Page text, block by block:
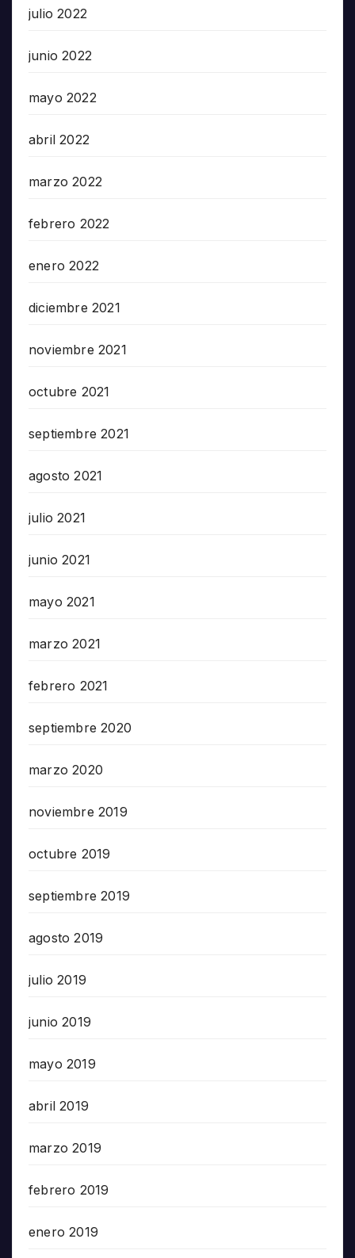
julio 2022
junio 2022
mayo 2022
abril 2022
marzo 2022
febrero 2022
enero 2022
diciembre 2021
noviembre 2021
octubre 2021
septiembre 2021
agosto 2021
julio 2021
junio 2021
mayo 2021
marzo 2021
febrero 2021
septiembre 2020
marzo 2020
noviembre 2019
octubre 2019
septiembre 2019
agosto 2019
julio 2019
junio 2019
mayo 2019
abril 2019
marzo 2019
febrero 2019
enero 2019